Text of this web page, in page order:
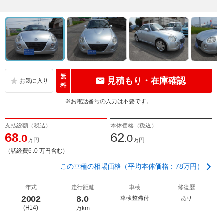
無
料
見積もり・在庫確認
※お電話番号の入力は不要です。
支払総額（税込）
68.0万円
（諸経費6 .0 万円含む）
本体価格（税込）
62.0万円
この車種の相場価格（平均本体価格：78万円）
年式
2002
(H14)
走行距離
8.0
万km
車検
車検整備付
修復歴
あり